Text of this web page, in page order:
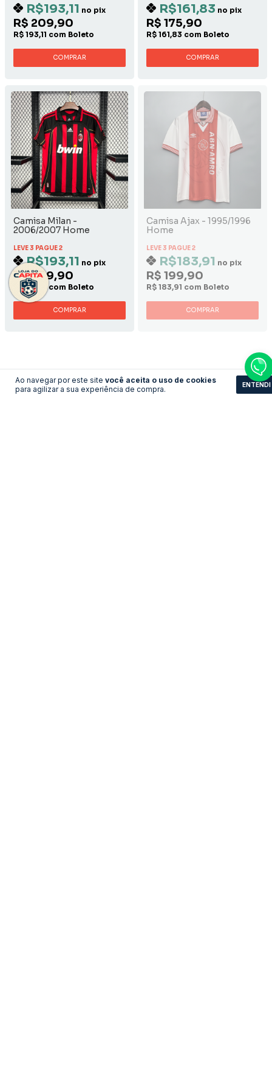
Ao navegar por este site você aceita o uso de cookies
para agilizar a sua experiência de compra.
ENTENDI
R$193,11 no pix
R$ 209,90
R$ 193,11 com Boleto
COMPRAR
R$161,83 no pix
R$ 175,90
R$ 161,83 com Boleto
COMPRAR
Camisa Milan -
2006/2007 Home
LEVE 3 PAGUE 2
R$193,11 no pix
R$ 209,90
R$ 193,11 com Boleto
COMPRAR
Camisa Ajax - 1995/1996
Home
LEVE 3 PAGUE 2
R$183,91 no pix
R$ 199,90
R$ 183,91 com Boleto
COMPRAR